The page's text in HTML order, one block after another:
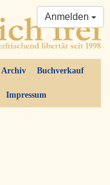
Archiv Buchverkauf
Impressum
Anmelden